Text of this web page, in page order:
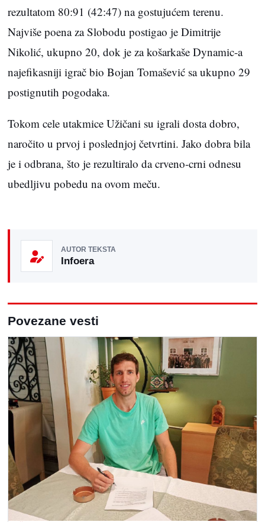
rezultatom 80:91 (42:47) na gostujućem terenu.
Najviše poena za Slobodu postigao je Dimitrije
Nikolić, ukupno 20, dok je za košarkaše Dynamic-a
najefikasniji igrač bio Bojan Tomašević sa ukupno 29
postignutih pogodaka.
Tokom cele utakmice Užičani su igrali dosta dobro,
naročito u prvoj i poslednjoj četvrtini. Jako dobra bila
je i odbrana, što je rezultiralo da crveno-crni odnesu
ubedljivu pobedu na ovom meču.
AUTOR TEKSTA
Infoera
Povezane vesti